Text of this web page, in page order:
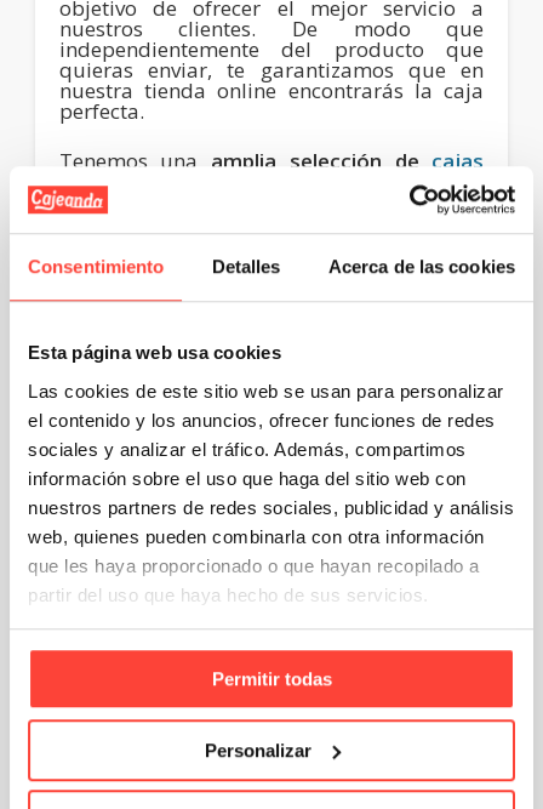
Consentimiento Detalles Acerca de las cookies
Esta página web usa cookies
Las cookies de este sitio web se usan para personalizar
el contenido y los anuncios, ofrecer funciones de redes
sociales y analizar el tráfico. Además, compartimos
información sobre el uso que haga del sitio web con
nuestros partners de redes sociales, publicidad y análisis
web, quienes pueden combinarla con otra información
que les haya proporcionado o que hayan recopilado a
partir del uso que haya hecho de sus servicios.
Permitir todas
Personalizar
objetivo de ofrecer el mejor servicio a
nuestros clientes. De modo que
independientemente del producto que
quieras enviar, te garantizamos que en
nuestra tienda online encontrarás la caja
perfecta.
Tenemos una amplia selección de cajas
especiales por usos , con las que podrás
transportar cualquier tipo de objeto que
tengas pensado:
Cajas para mudanzas
disponemos de unamplio catálogo de
cajas para mudanzas, que permitirán llevar
a cabo todo el traslado en las mejores
condiciones.
De cartón y disponibles en diferentes
tamaños, ponemos a tu disposición
distintos packs de cajas para mudanzas
que, además de las cajas, contienen todo lo
necesario para preparar la mercancía: rollo
de precinto, rollo de plástico de burbuja, 10
etiquetas adhesivas “frágil” y etiquetas
para la organización de las cajas.
Así mismo,también contamos concajas
, diseñadas específicas para el
almacenamiento y el transporte de prendas
de todo tipo, que las mantendrán intactas y
perfectamente ordenadas.
Cajas para alimentación: